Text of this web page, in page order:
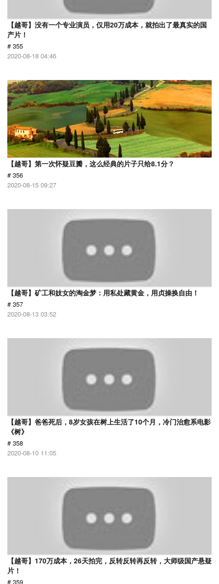
【越哥】没有一个专业演员，仅用20万成本，就拍出了最真实的国
产片！
# 355
2020-08-18 04:46
【越哥】第一次怀疑豆瓣，这么经典的片子只给8.1分？
# 356
2020-08-15 09:27
【越哥】矿工和妓女的淘金梦：用私处藏黄金，用贞操换自由！
# 357
2020-08-13 03:52
【越哥】爸爸死后，8岁女孩在树上生活了10个月，冷门治愈系电影
《树》
# 358
2020-08-10 11:05
【越哥】170万成本，26天拍完，反转反转再反转，大师级国产悬疑
片！
# 359